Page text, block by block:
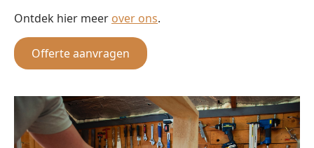
Ontdek hier meer over ons.
Offerte aanvragen